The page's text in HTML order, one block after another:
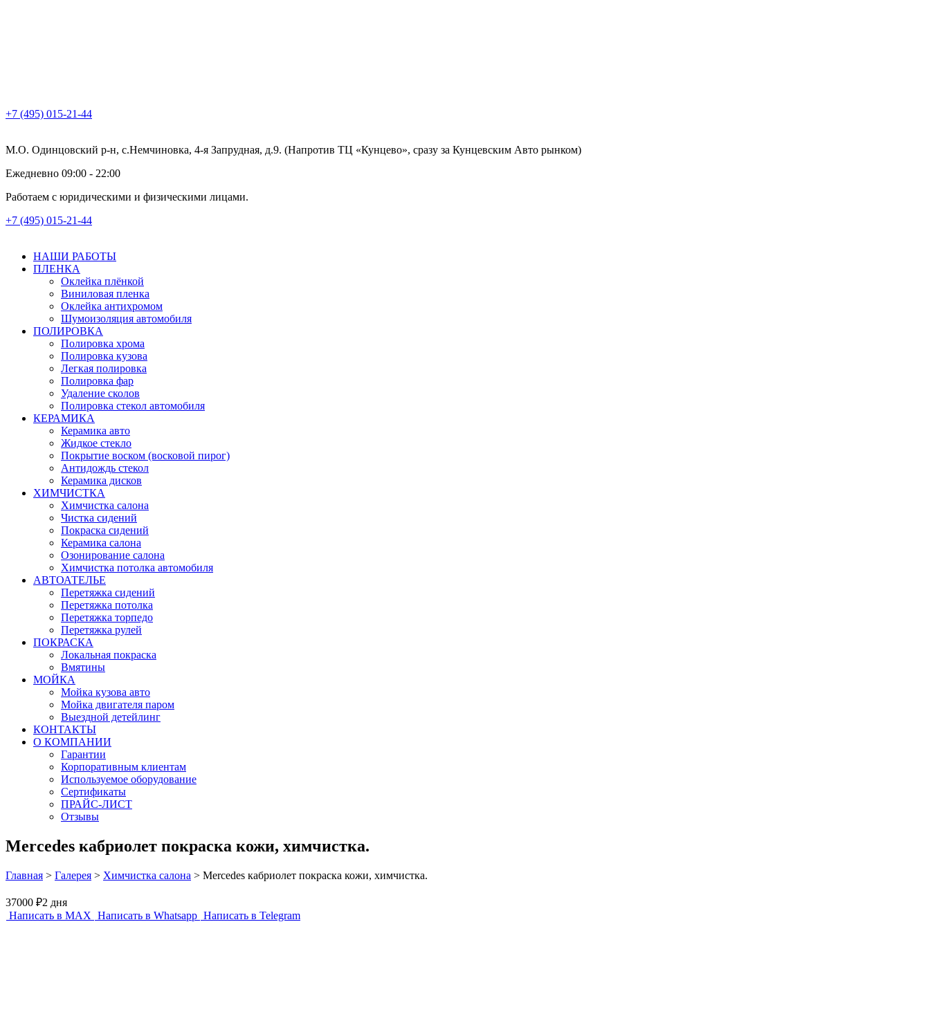
+7 (495) 015-21-44
М.О. Одинцовский р-н, с.Немчиновка, 4-я Запрудная, д.9. (Напротив ТЦ «Кунцево», сразу за Кунцевским Авто рынком)
Ежедневно 09:00 - 22:00
Работаем с юридическими и физическими лицами.
+7 (495) 015-21-44
НАШИ РАБОТЫ
ПЛЕНКА
Оклейка плёнкой
Виниловая пленка
Оклейка антихромом
Шумоизоляция автомобиля
ПОЛИРОВКА
Полировка хрома
Полировка кузова
Легкая полировка
Полировка фар
Удаление сколов
Полировка стекол автомобиля
КЕРАМИКА
Керамика авто
Жидкое стекло
Покрытие воском (восковой пирог)
Антидождь стекол
Керамика дисков
ХИМЧИСТКА
Химчистка салона
Чистка сидений
Покраска сидений
Керамика салона
Озонирование салона
Химчистка потолка автомобиля
АВТОАТЕЛЬЕ
Перетяжка сидений
Перетяжка потолка
Перетяжка торпедо
Перетяжка рулей
ПОКРАСКА
Локальная покраска
Вмятины
МОЙКА
Мойка кузова авто
Мойка двигателя паром
Выездной детейлинг
КОНТАКТЫ
О КОМПАНИИ
Гарантии
Корпоративным клиентам
Используемое оборудование
Сертификаты
ПРАЙС-ЛИСТ
Отзывы
Mercedes кабриолет покраска кожи, химчистка.
Главная > Галерея > Химчистка салона > Mercedes кабриолет покраска кожи, химчистка.
37000 ₽2 дня
Написать в MAX Написать в Whatsapp Написать в Telegram